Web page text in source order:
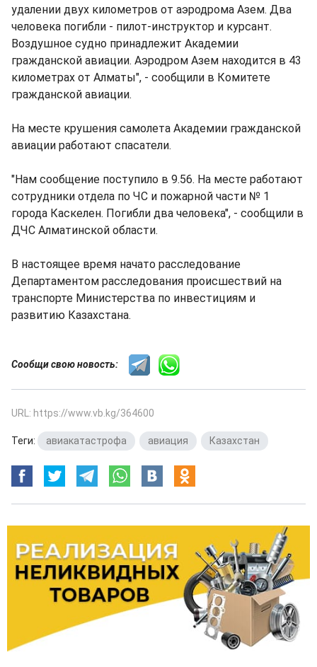
удалении двух километров от аэродрома Азем. Два
человека погибли - пилот-инструктор и курсант.
Воздушное судно принадлежит Академии
гражданской авиации. Аэродром Азем находится в 43
километрах от Алматы", - сообщили в Комитете
гражданской авиации.
На месте крушения самолета Академии гражданской
авиации работают спасатели.
"Нам сообщение поступило в 9.56. На месте работают
сотрудники отдела по ЧС и пожарной части № 1
города Каскелен. Погибли два человека", - сообщили в
ДЧС Алматинской области.
В настоящее время начато расследование
Департаментом расследования происшествий на
транспорте Министерства по инвестициям и
развитию Казахстана.
Сообщи свою новость:
URL: https://www.vb.kg/364600
Теги: авиакатастрофа авиация Казахстан